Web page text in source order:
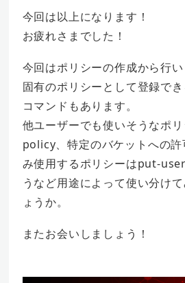
今回は以上になります！
お疲れさまでした！
今回はポリシーの作成から行
固有のポリシーとして登録で
コマンドもあります。
他ユーザーでも使いそうなポ
policy、特定のバケットへの
み使用するポリシーはput-
うなど用途によって使い分け
ょうか。
またお会いしましょう！